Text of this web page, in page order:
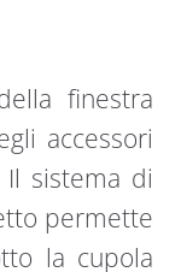
finestra
accessori
sistema di
permette
la cupola